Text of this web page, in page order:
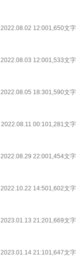
2022.08.02 12:001,650文字
2022.08.03 12:001,533文字
2022.08.05 18:301,590文字
2022.08.11 00:101,281文字
2022.08.29 22:001,454文字
2022.10.22 14:501,602文字
2023.01.13 21:201,669文字
2023.01.14 21:101,647文字